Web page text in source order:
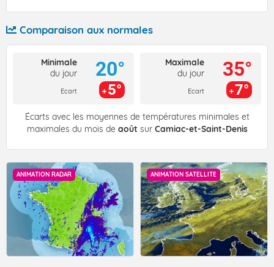
Comparaison aux normales
Minimale
du jour
Ecart
20°
5°
Maximale
du jour
Ecart
35°
7°
Écarts avec les moyennes de températures minimales et
maximales du mois de août sur Camiac-et-Saint-Denis
ANIMATION RADAR ANIMATION SATELLITE